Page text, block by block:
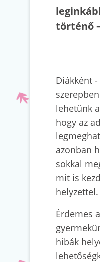
történő
Diákként
lehetünk
hogy az
azonban
sokkal
mit is
helyzettel.
Érdemes
hibák